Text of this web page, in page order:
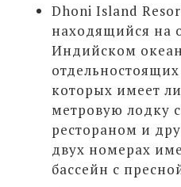
Dhoni Island
находящийся на
Индийском
которых имеет
метровую лодку
рестораном и
двух номерах
бассейн с